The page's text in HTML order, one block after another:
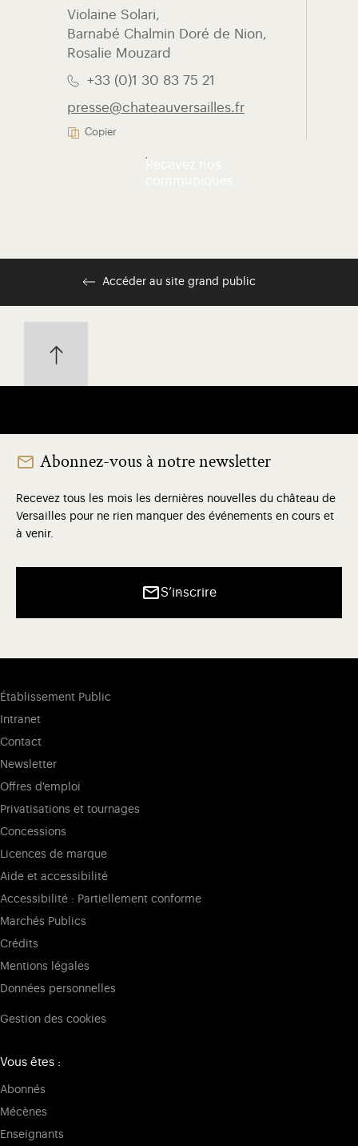
Violaine Solari, ​
Barnabé Chalmin Doré de Nion,
Rosalie Mouzard
+33 (0)1 30 83 75 21
presse@chateauversailles.fr
Copier
Accéder au site grand public
Abonnez-vous à notre newsletter
Recevez tous les mois les dernières nouvelles du château de
Versailles pour ne rien manquer des événements en cours et
à venir.
S’inscrire
Établissement Public
Intranet
Contact
Newsletter
Offres d'emploi
Privatisations et tournages
Concessions
Licences de marque
Aide et accessibilité
Accessibilité : Partiellement conforme
Marchés Publics
Crédits
Mentions légales
Données personnelles
Gestion des cookies
Vous êtes :
Abonnés
Mécènes
Enseignants